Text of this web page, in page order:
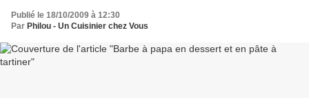
Publié le 18/10/2009 à 12:30
Par Philou - Un Cuisinier chez Vous